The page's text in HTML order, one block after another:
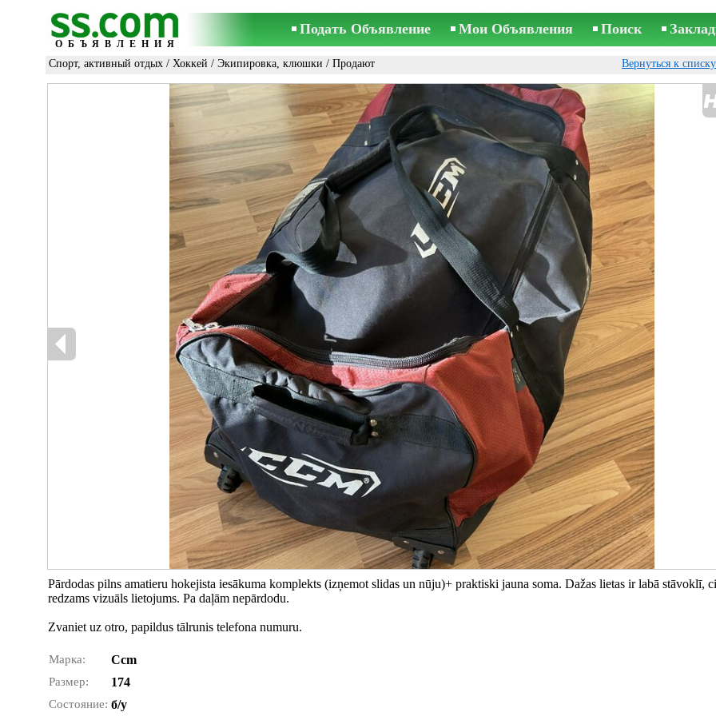
ОБЪЯВЛЕНИЯ
Подать Объявление Мои Объявления Поиск
Спорт, активный отдых / Хоккей / Экипировка, клюшки / Продают Вернуться к
Pārdodas pilns amatieru hokejista iesākuma komplekts (izņemot slidas un nūju)+ praktiski jauna soma. Dažas lietas ir labā stāvoklī,
redzams vizuāls lietojums. Pa daļām nepārdodu.
Zvaniet uz otro, papildus tālrunis telefona numuru.
Марка: Ccm
Размер: 174
Состояние: б/у